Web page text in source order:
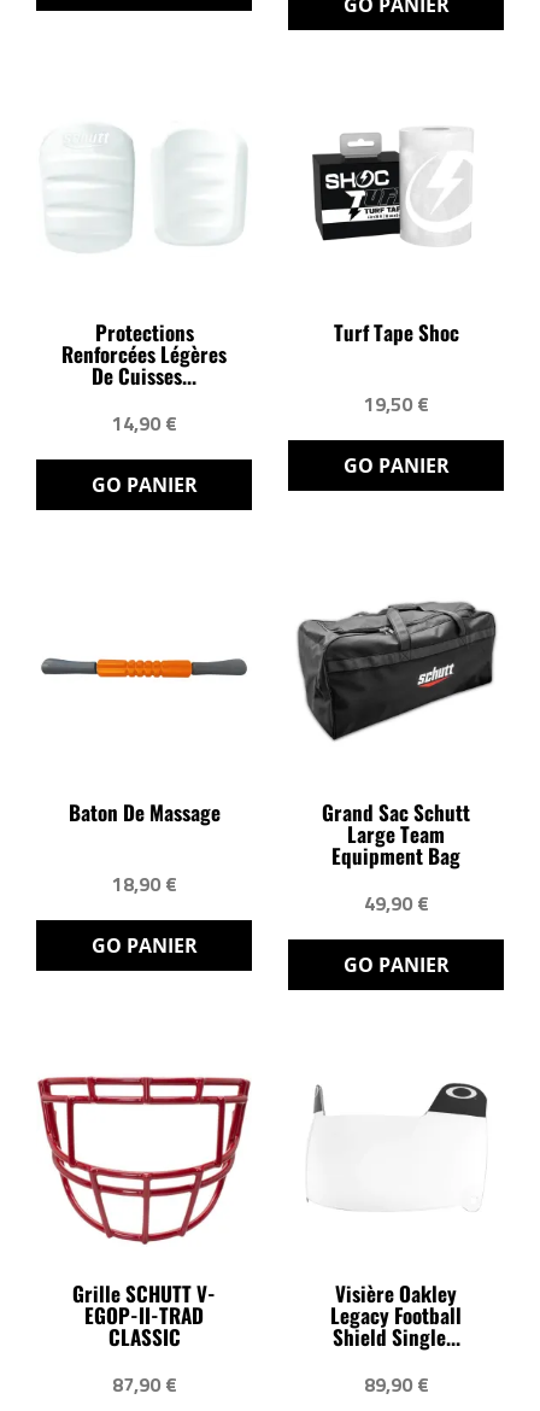
Protections
Renforcées Légères
De Cuisses...
14,90 €
GO PANIER
Turf Tape Shoc
19,50 €
GO PANIER
Baton De Massage
18,90 €
GO PANIER
Grand Sac Schutt
Large Team
Equipment Bag
49,90 €
GO PANIER
Grille SCHUTT V-
EGOP-II-TRAD
CLASSIC
87,90 €
Visière Oakley
Legacy Football
Shield Single...
89,90 €